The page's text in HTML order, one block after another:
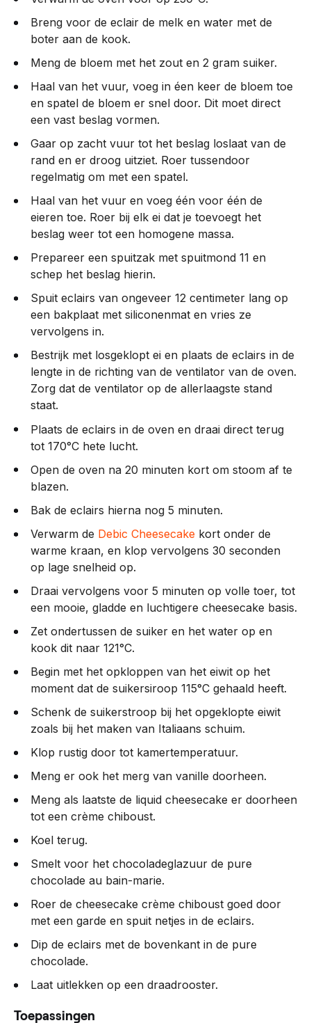
Breng voor de eclair de melk en water met de
boter aan de kook.
Meng de bloem met het zout en 2 gram suiker.
Haal van het vuur, voeg in éen keer de bloem toe
en spatel de bloem er snel door. Dit moet direct
een vast beslag vormen.
Gaar op zacht vuur tot het beslag loslaat van de
rand en er droog uitziet. Roer tussendoor
regelmatig om met een spatel.
Haal van het vuur en voeg één voor één de
eieren toe. Roer bij elk ei dat je toevoegt het
beslag weer tot een homogene massa.
Prepareer een spuitzak met spuitmond 11 en
schep het beslag hierin.
Spuit eclairs van ongeveer 12 centimeter lang op
een bakplaat met siliconenmat en vries ze
vervolgens in.
Bestrijk met losgeklopt ei en plaats de eclairs in de
lengte in de richting van de ventilator van de oven.
Zorg dat de ventilator op de allerlaagste stand
staat.
Plaats de eclairs in de oven en draai direct terug
tot 170°C hete lucht.
Open de oven na 20 minuten kort om stoom af te
blazen.
Bak de eclairs hierna nog 5 minuten.
Verwarm de Debic Cheesecake kort onder de
warme kraan, en klop vervolgens 30 seconden
op lage snelheid op.
Draai vervolgens voor 5 minuten op volle toer, tot
een mooie, gladde en luchtigere cheesecake basis.
Zet ondertussen de suiker en het water op en
kook dit naar 121°C.
Begin met het opkloppen van het eiwit op het
moment dat de suikersiroop 115°C gehaald heeft.
Schenk de suikerstroop bij het opgeklopte eiwit
zoals bij het maken van Italiaans schuim.
Klop rustig door tot kamertemperatuur.
Meng er ook het merg van vanille doorheen.
Meng als laatste de liquid cheesecake er doorheen
tot een crème chiboust.
Koel terug.
Smelt voor het chocoladeglazuur de pure
chocolade au bain-marie.
Roer de cheesecake crème chiboust goed door
met een garde en spuit netjes in de eclairs.
Dip de eclairs met de bovenkant in de pure
chocolade.
Laat uitlekken op een draadrooster.
Toepassingen